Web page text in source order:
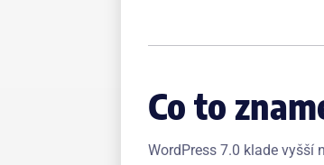
Co to
WordPress 7.0 klade vyšší